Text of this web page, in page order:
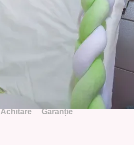
Achitare Garanție